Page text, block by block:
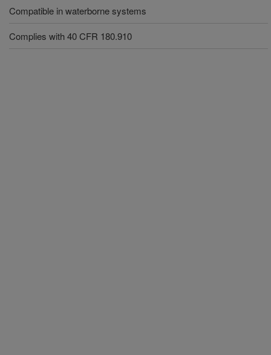
Compatible in waterborne systems
Complies with 40 CFR 180.910